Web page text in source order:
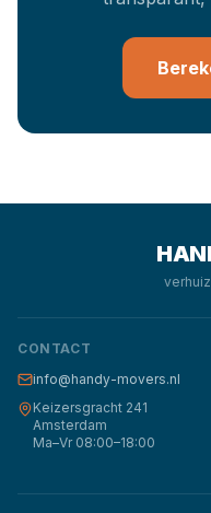
CONTACT
info@handy-movers.nl
Keizersgracht 241
Amsterdam
Ma–Vr 08:00–18:00